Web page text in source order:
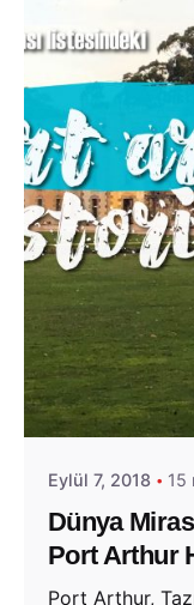
Posted
Evim
Eylül 7, 2018 15
Dünya
Port Arthur
Port Arthur,